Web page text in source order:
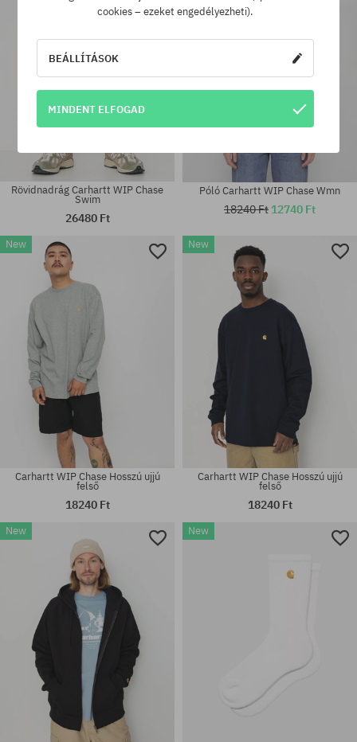
Elérhető méretek:
S; M; L; XXL
Elérhető méretek:
Elérhető méretek:
Rövidnadrág Carhartt WIP Chase
Swim
26480 Ft
Elérhető méretek:
Póló Carhartt WIP Chase Wmn
18240 Ft 12740 Ft
New
Carhartt WIP Chase Hosszú ujjú
felső
18240 Ft
New
Carhartt WIP Chase Hosszú ujjú
felső
18240 Ft
New New
cookies – ezeket engedélyezheti).
BEÁLLÍTÁSOK
MINDENT ELFOGAD